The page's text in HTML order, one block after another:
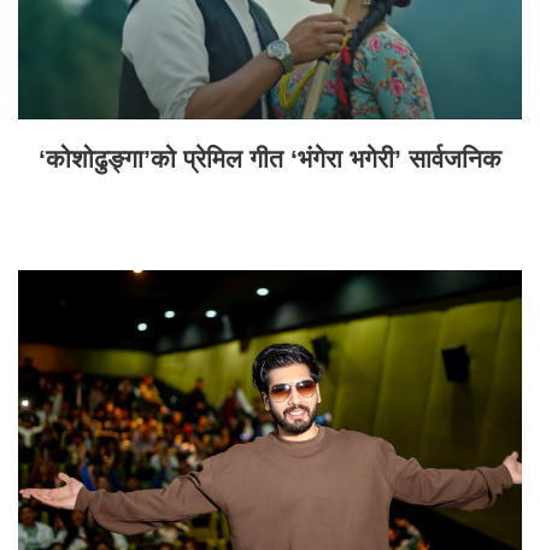
‘कोशोढुङ्गा’को प्रेमिल गीत ‘भंगेरा भगेरी’ सार्वजनिक